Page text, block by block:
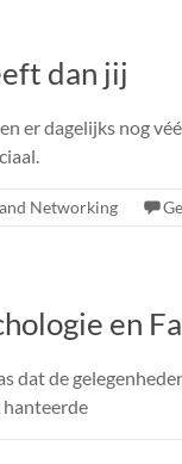
dan jij
er dagelijks nog
Networking
en
de
hanteerde